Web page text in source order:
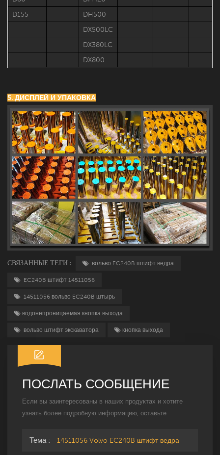
D155
DH500
DX500LC
DX380LC
DX800
5. ДИСПЛЕЙ И УПАКОВКА
СВЯЗАННЫЕ ТЕГИ : вольво EC240B штифт ведра
EC240B штифт 14511056
14511056 вольво EC240B штырь
водонепроницаемая кнопка выхода
вольво штифт экскаватора кнопка выхода
ПОСЛАТЬ СООБЩЕНИЕ
Если вы заинтересованы в наших продуктах и ​​хотите
узнать более подробную информацию, оставьте
сможем.
Тема : 14511056 Volvo EC240B штифт ведра